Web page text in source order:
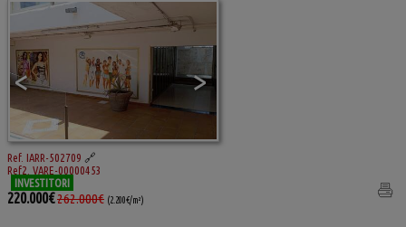
< >
Ref. IARR-502709 🔗
Ref2. VARE-00000453
INVESTITORI
220.000€262.000€ (2.200€/m²)